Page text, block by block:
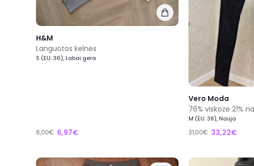
H&M
Languotos kelnės
S (EU: 36), Labai gera
6,00€ 6,97€
Vero Moda
M (EU: 38), Nauja
31,00€ 33,22€